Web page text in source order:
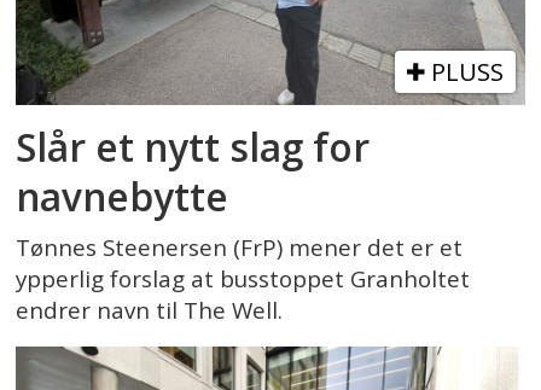
PLUSS
Slår et nytt slag for
navnebytte
Tønnes Steenersen (FrP) mener det er et
ypperlig forslag at busstoppet Granholtet
endrer navn til The Well.